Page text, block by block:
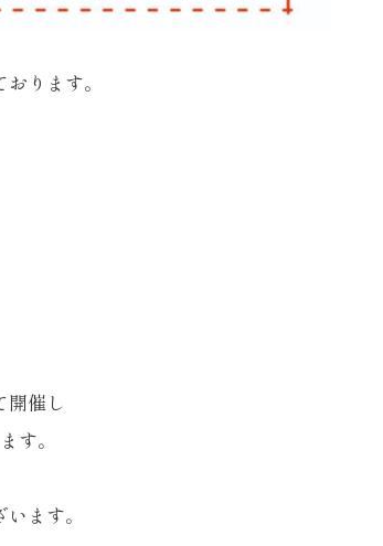
ります。
開催し
す。
ます。